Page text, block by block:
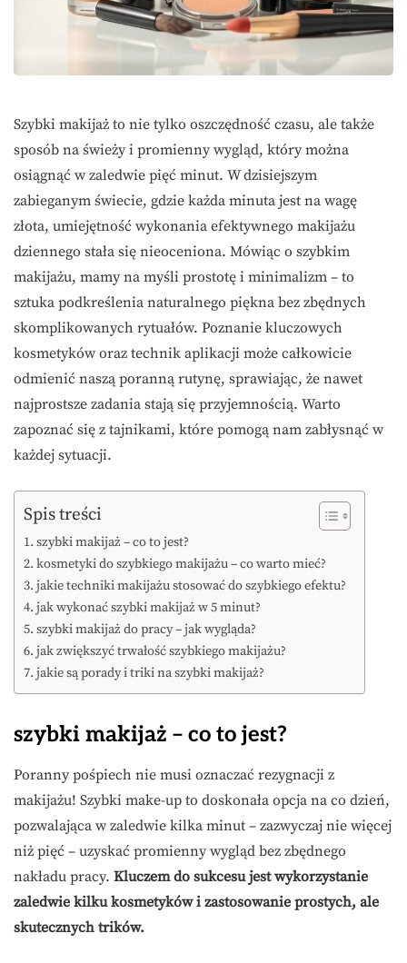
Szybki makijaż to nie tylko oszczędność czasu, ale także
sposób na świeży i promienny wygląd, który można
osiągnąć w zaledwie pięć minut. W dzisiejszym
zabieganym świecie, gdzie każda minuta jest na wagę
złota, umiejętność wykonania efektywnego makijażu
dziennego stała się nieoceniona. Mówiąc o szybkim
makijażu, mamy na myśli prostotę i minimalizm – to
sztuka podkreślenia naturalnego piękna bez zbędnych
skomplikowanych rytuałów. Poznanie kluczowych
kosmetyków oraz technik aplikacji może całkowicie
odmienić naszą poranną rutynę, sprawiając, że nawet
najprostsze zadania stają się przyjemnością. Warto
zapoznać się z tajnikami, które pomogą nam zabłysnąć w
każdej sytuacji.
Spis treści
szybki makijaż – co to jest?
kosmetyki do szybkiego makijażu – co warto mieć?
jakie techniki makijażu stosować do szybkiego efektu?
jak wykonać szybki makijaż w 5 minut?
szybki makijaż do pracy – jak wygląda?
jak zwiększyć trwałość szybkiego makijażu?
jakie są porady i triki na szybki makijaż?
szybki makijaż – co to jest?
Poranny pośpiech nie musi oznaczać rezygnacji z
makijażu! Szybki make-up to doskonała opcja na co dzień,
pozwalająca w zaledwie kilka minut – zazwyczaj nie więcej
niż pięć – uzyskać promienny wygląd bez zbędnego
nakładu pracy. Kluczem do sukcesu jest wykorzystanie
zaledwie kilku kosmetyków i zastosowanie prostych, ale
skutecznych trików.